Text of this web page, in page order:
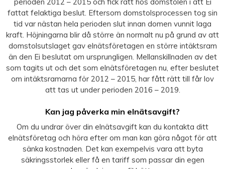
fattat felaktiga beslut. Eftersom domstolsprocessen tog sin
tid var nästan hela perioden slut innan domen vunnit laga
kraft. Höjningarna blir då större än normalt nu på grund av att
domstolsutslaget gav elnätsföretagen en större intäktsram
än den Ei beslutat om ursprungligen. Mellanskillnaden av det
som tagits ut och det som elnätsföretagen nu, efter beslutet
om intäktsramarna för 2012 – 2015, har fått rätt till får lov
att tas ut under perioden 2016 – 2019.
Kan jag påverka min elnätsavgift?
Om du undrar över din elnätsavgift kan du kontakta ditt
elnätsföretag och höra efter om man kan göra något för att
sänka kostnaden. Det kan exempelvis vara att byta
säkringsstorlek eller få en tariff som passar din egen